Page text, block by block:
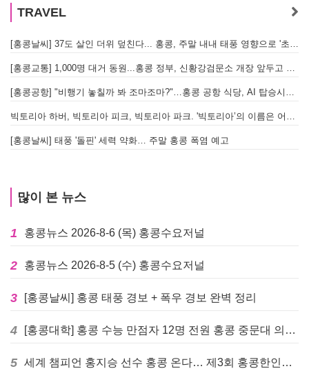
TRAVEL
[홍콩날씨] 37도 살인 더위 덮친다... 홍콩, 주말 내내 태풍 영향으로 '초비상'
[홍콩교통] 1,000명 대거 동원...홍콩 정부, 신황강검문소 개장 앞두고 실전 훈련 돌입
[홍콩공항] "비행기 놓칠까 봐 조마조마?"…홍콩 공항 식당, AI 탑승시간 계산해 메뉴 추천해 준다
빅토리아 하버, 빅토리아 피크, 빅토리아 파크. '빅토리아’의 이름은 어떻게 온 걸까? - [이승권 원장의 생활칼럼]
[홍콩날씨] 태풍 '돌핀' 세력 약화… 주말 홍콩 폭염 예고
많이 본 뉴스
1 홍콩뉴스 2026-8-6 (목) 홍콩수요저널
2 홍콩뉴스 2026-8-5 (수) 홍콩수요저널
3 [홍콩날씨] 홍콩 태풍 경보 + 폭우 경보 완벽 정리
4 [홍콩대학] 홍콩 수능 만점자 12명 전원 홍콩 중문대 의대 진학
5 세계 챔피언 홍지승 선수 홍콩 온다… 제3회 홍콩한인팔씨름대회 9월 12일 개최